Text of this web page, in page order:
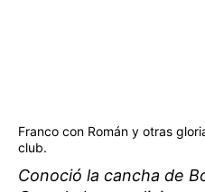
Franco con Román y otras
club.
Conoció la cancha de